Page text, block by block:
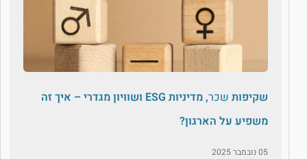
שקיפותשכר
, מדיניות ESG ושוויון מגדרי – איך זה
משפיע על הארגון?
05 נובמבר 2025